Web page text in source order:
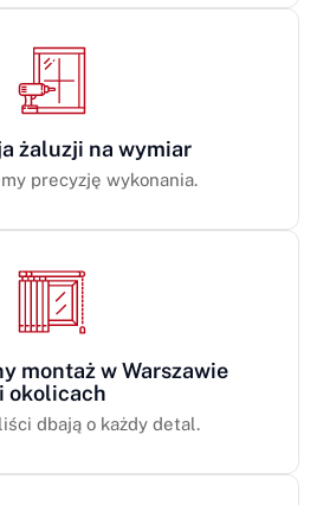
żaluzji na wymiar
precyzję wykonania.
montaż w Warszawie
i okolicach
dbają o każdy detal.